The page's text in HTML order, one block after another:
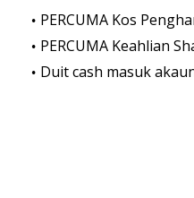
PERCUMA Kos
PERCUMA Keahlian
Duit cash masuk